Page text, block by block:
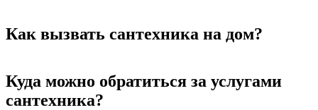
Как вызвать сантехника на дом?
Куда можно обратиться за услугами
сантехника?